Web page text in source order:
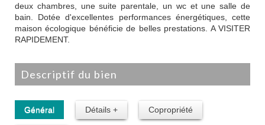
deux chambres, une suite parentale, un wc et une salle de
bain. Dotée d'excellentes performances énergétiques, cette
maison écologique bénéficie de belles prestations. A VISITER
RAPIDEMENT.
descriptif du bien
Général Détails + Copropriété